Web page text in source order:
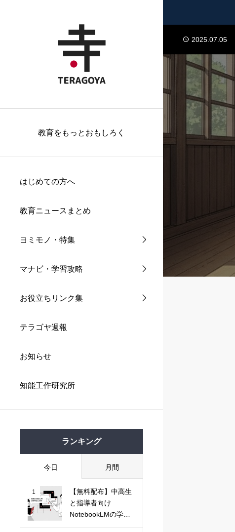
教育をもっとおもしろく
はじめての方へ
教育ニュースまとめ
ヨミモノ・特集
マナビ・学習攻略
お役立ちリンク集
テラゴヤ週報
お知らせ
知能工作研究所
ランキング
今日 月間
1
【無料配布】中高生
と指導者向け
NotebookLMの学習
2025.07.08
2025.07.05
2025.07.04
2024.01.23
2025.07.08
2025.07.05